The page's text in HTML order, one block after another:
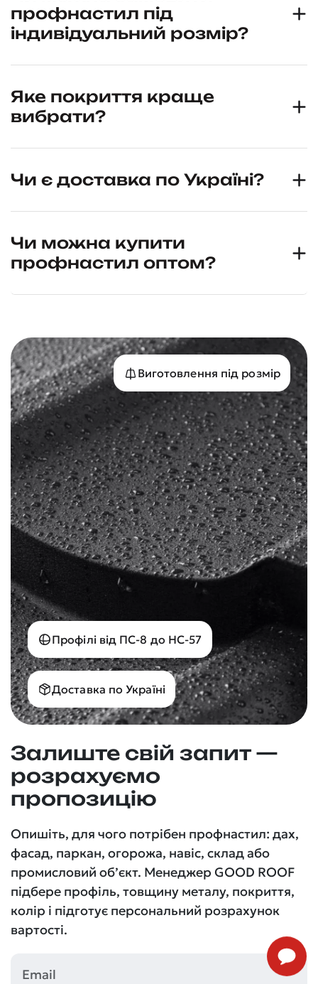
профнастил під
індивідуальний розмір?
Яке покриття краще
вибрати?
Чи є доставка по Україні?
Чи можна купити
профнастил оптом?
Виготовлення під розмір
Профілі від ПС-8 до НС-57
Доставка по Україні
Залиште свій запит —
розрахуємо
пропозицію
Опишіть, для чого потрібен профнастил: дах,
фасад, паркан, огорожа, навіс, склад або
промисловий об’єкт. Менеджер GOOD ROOF
підбере профіль, товщину металу, покриття,
колір і підготує персональний розрахунок
вартості.